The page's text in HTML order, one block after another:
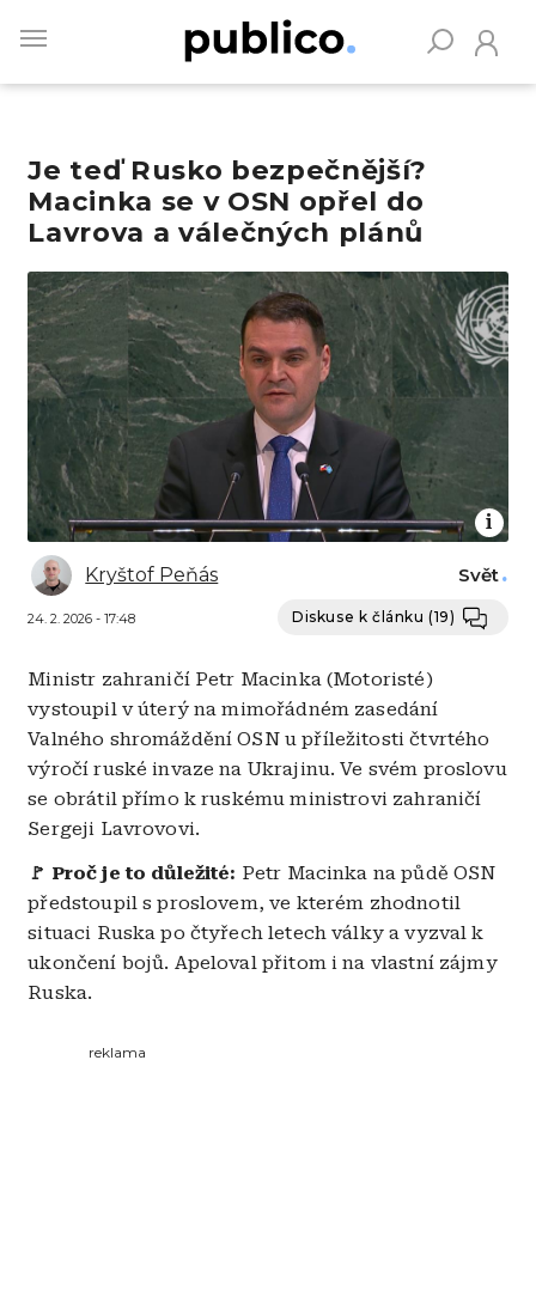
main
Je teď Rusko bezpečnější?
Macinka se v OSN opřel do
Lavrova a válečných plánů
Obrázek
Kryštof Peňás
24. 2. 2026 - 17:48
Svět
Diskuse k článku(19)
Ministr zahraničí Petr Macinka (Motoristé)
vystoupil v úterý na mimořádném zasedání
Valného shromáždění OSN u příležitosti čtvrtého
výročí ruské invaze na Ukrajinu. Ve svém proslovu
se obrátil přímo k ruskému ministrovi zahraničí
Sergeji Lavrovovi.
🚩 Proč je to důležité: Petr Macinka na půdě OSN
předstoupil s proslovem, ve kterém zhodnotil
situaci Ruska po čtyřech letech války a vyzval k
ukončení bojů. Apeloval přitom i na vlastní zájmy
Ruska.
reklama
Vyhledávejte na Publiku